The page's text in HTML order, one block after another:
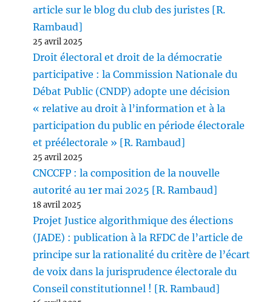
article sur le blog du club des juristes [R.
Rambaud]
25 avril 2025
Droit électoral et droit de la démocratie
participative : la Commission Nationale du
Débat Public (CNDP) adopte une décision
« relative au droit à l’information et à la
participation du public en période électorale
et préélectorale » [R. Rambaud]
25 avril 2025
CNCCFP : la composition de la nouvelle
autorité au 1er mai 2025 [R. Rambaud]
18 avril 2025
Projet Justice algorithmique des élections
(JADE) : publication à la RFDC de l’article de
principe sur la rationalité du critère de l’écart
de voix dans la jurisprudence électorale du
Conseil constitutionnel ! [R. Rambaud]